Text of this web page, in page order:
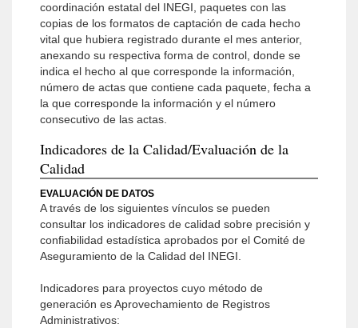
coordinación estatal del INEGI, paquetes con las
copias de los formatos de captación de cada hecho
vital que hubiera registrado durante el mes anterior,
anexando su respectiva forma de control, donde se
indica el hecho al que corresponde la información,
número de actas que contiene cada paquete, fecha a
la que corresponde la información y el número
consecutivo de las actas.
Indicadores de la Calidad/Evaluación de la
Calidad
EVALUACIÓN DE DATOS
A través de los siguientes vínculos se pueden
consultar los indicadores de calidad sobre precisión y
confiabilidad estadística aprobados por el Comité de
Aseguramiento de la Calidad del INEGI.
Indicadores para proyectos cuyo método de
generación es Aprovechamiento de Registros
Administrativos: